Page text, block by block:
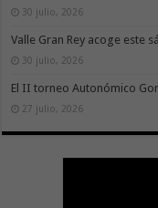
30 julio, 2026
Valle Gran Rey acoge este
30 julio, 2026
El II torneo Autonómico
27 julio, 2026